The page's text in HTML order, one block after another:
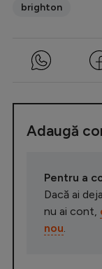
brighton
Adaugă
Pentru a
Dacă ai
nu ai cont,
nou